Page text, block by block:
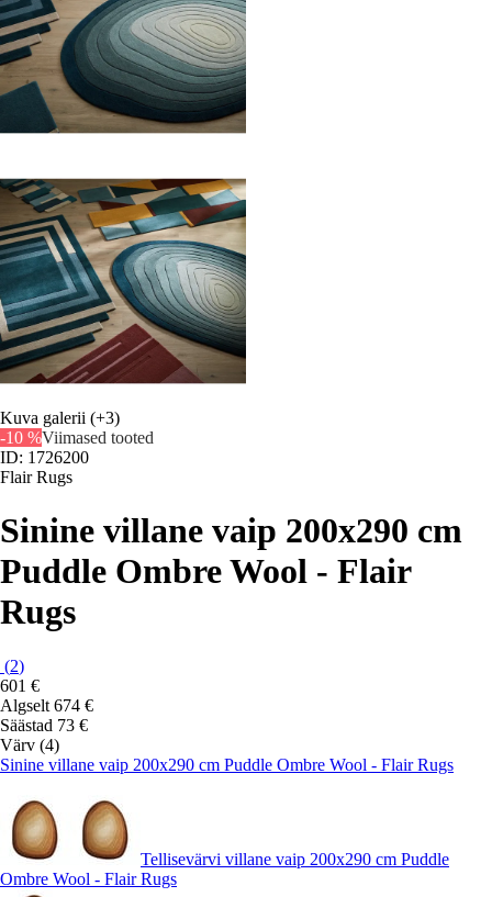
Kuva galerii (+3)
-10 %Viimased tooted
ID: 1726200
Flair Rugs
Sinine villane vaip 200x290 cm
Puddle Ombre Wool - Flair
Rugs
(2)
601 €
Algselt 674 €
Säästad 73 €
Värv (4)
Sinine villane vaip 200x290 cm Puddle Ombre Wool - Flair Rugs
Tellisevärvi villane vaip 200x290 cm Puddle
Ombre Wool - Flair Rugs